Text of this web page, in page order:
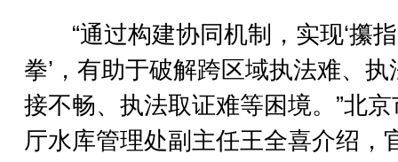
“通过构建协同机制，实现‘攥
拳’，有助于破解跨区域执法难、执
接不畅、执法取证难等困境。”北
厅水库管理处副主任王全喜介绍，